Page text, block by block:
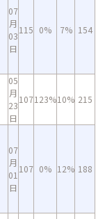
07
月
03
日
115 0% 7% 154
05
月
23
日
107123%10% 215
07
月
01
日
107 0% 12% 188